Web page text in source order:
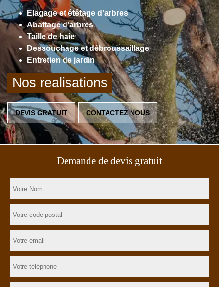
Elagage et étêtage d'arbres
Abattage d'arbres
Taille de haie
Dessouchage et débroussaillage
Entretien de jardin
Nos realisations
DEVIS GRATUIT CONTACTEZ NOUS
Demande de devis gratuit